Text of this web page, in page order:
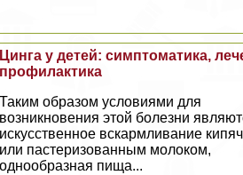
Цинга у детей: симптоматика,
профилактика
Таким образом условиями для
возникновения этой болезни
искусственное вскармливание
или пастеризованным молоком,
однообразная пища...